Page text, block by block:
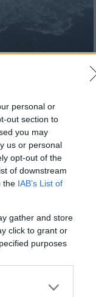
personal or
out section to
you may
us or personal
opt-out of the
of downstream
the IAB’s List of
gather and store
click to grant or
purposes